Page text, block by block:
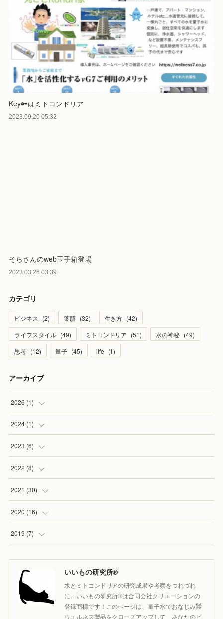
Key🔑はミトコンドリア
2023.09.20 05:32
そらさんのweb玉手箱登場
2023.03.26 03:39
カテゴリ
ビジネス (2) 薬膳 (32) 生き方 (42)
ライフスタイル (49) ミトコンドリア (51) 水の神秘 (49)
思考 (12) 量子 (45) life (1)
アーカイブ
2026 (1)
( )
2024 (1)
( )
2023 (6)
( )
(1
(1
(
2022 (8)
(1
(1
(
(1)
2021 (30)
(3
( )
5)
2020 (16)
( )
1)
2019 (7)
いいもの研究所®️
水とミトコンドリアの研究成果や考察をつれづれ
に…いいもの研究所®️は合同会社クリエーションの
登録商標です！このページは、量子水でおなじみ㍿
ウエルネス製品をクローズアップして、あなたのビ